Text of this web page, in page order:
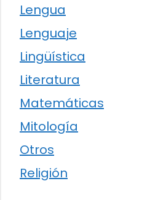
Lengua
Lenguaje
Lingüística
Literatura
Matemáticas
Mitología
Otros
Religión